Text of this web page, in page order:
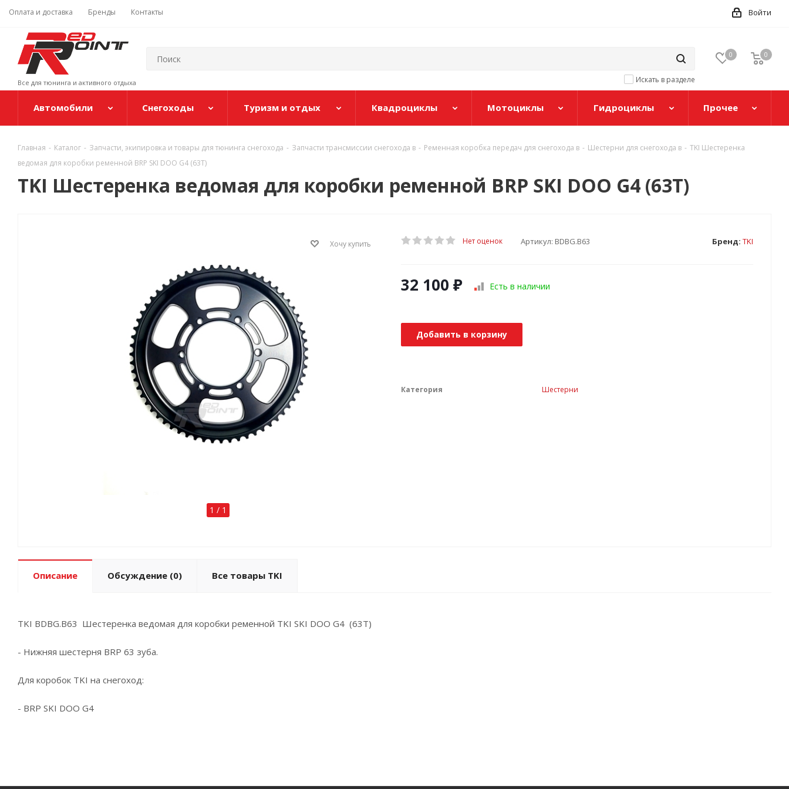
Оплата и доставка Бренды Контакты Войти
Все для тюнинга и активного отдыха Искать в разделе
0 0
Автомобили Снегоходы Туризм и отдых Квадроциклы Мотоциклы Гидроциклы Прочее
Главная - Каталог - Запчасти, экипировка и товары для тюнинга снегохода - Запчасти трансмиссии снегохода в - Ременная коробка передач для снегохода в - Шестерни для снегохода в - TKI Шестеренка
ведомая для коробки ременной BRP SKI DOO G4 (63T)
TKI Шестеренка ведомая для коробки ременной BRP SKI DOO G4 (63T)
Хочу купить
1 / 1
Нет оценок Артикул: BDBG.B63 Бренд: TKI
32 100 ₽ Есть в наличии
Добавить в корзину
Категория Шестерни
Описание Обсуждение (0) Все товары TKI
TKI BDBG.B63 Шестеренка ведомая для коробки ременной TKI SKI DOO G4 (63T)
- Нижняя шестерня BRP 63 зуба.
Для коробок TKI на снегоход:
- BRP SKI DOO G4